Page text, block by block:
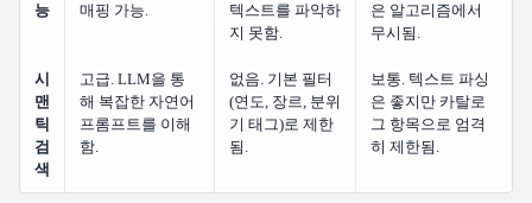
능
매핑 가능.
텍스트를 파악하
지 못함.
은 알고리즘에서
무시됨.
시
맨
틱
검
색
고급. LLM을 통
해 복잡한 자연어
프롬프트를 이해
함.
없음. 기본 필터
(연도, 장르, 분위
기 태그)로 제한
됨.
보통. 텍스트 파싱
은 좋지만 카탈로
그 항목으로 엄격
히 제한됨.